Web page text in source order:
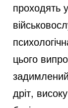
проходять
цього
дріт,